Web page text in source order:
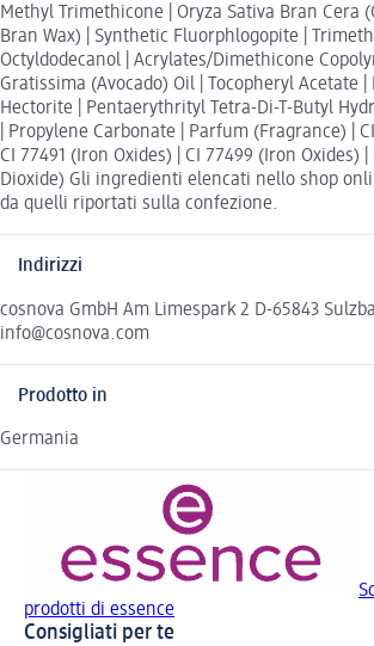
Methyl Trimethicone | Oryza Sativa Bran Cera
Bran Wax) | Synthetic Fluorphlogopite |
Octyldodecanol | Acrylates/Dimethicone
Gratissima (Avocado) Oil | Tocopheryl Acetate
Hectorite | Pentaerythrityl Tetra-Di-T-Butyl
| Propylene Carbonate | Parfum (Fragrance) | CI
CI 77491 (Iron Oxides) | CI 77499 (Iron Oxides)
Dioxide) Gli ingredienti elencati nello shop
da quelli riportati sulla confezione.
Indirizzi
cosnova GmbH Am Limespark 2 D-65843
info@cosnova.com
Prodotto in
Germania
prodotti di essence
Consigliati per te